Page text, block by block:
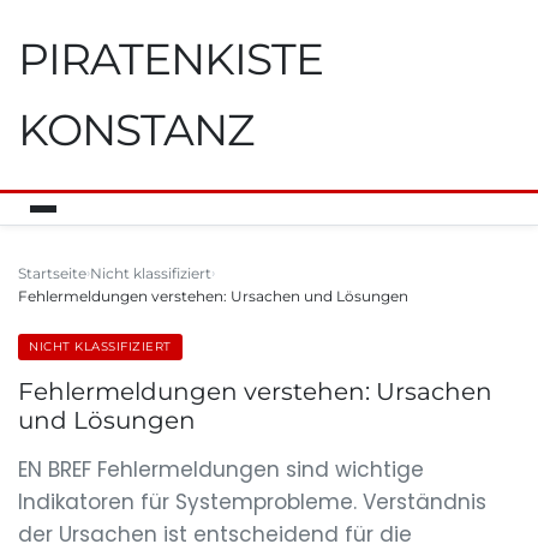
PIRATENKISTE
KONSTANZ
Startseite Nicht klassifiziert
Fehlermeldungen verstehen: Ursachen und Lösungen
NICHT KLASSIFIZIERT
Fehlermeldungen verstehen: Ursachen
und Lösungen
EN BREF Fehlermeldungen sind wichtige
Indikatoren für Systemprobleme. Verständnis
der Ursachen ist entscheidend für die